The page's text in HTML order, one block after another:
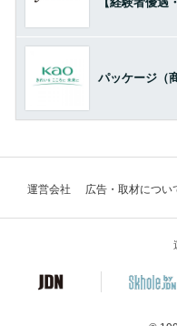
パッケージ（
運営会社 広告・取材につい